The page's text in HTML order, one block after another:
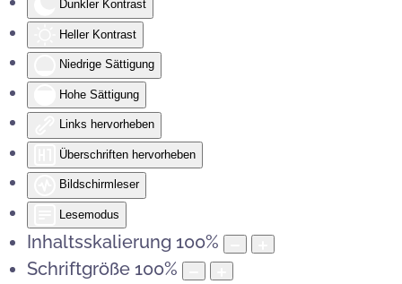
Dunkler Kontrast
Heller Kontrast
Niedrige Sättigung
Hohe Sättigung
Links hervorheben
Überschriften hervorheben
Bildschirmleser
Lesemodus
Inhaltsskalierung 100%
Schriftgröße 100%